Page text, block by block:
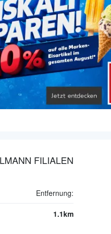
FILIALEN
Entfernung:
1.1km